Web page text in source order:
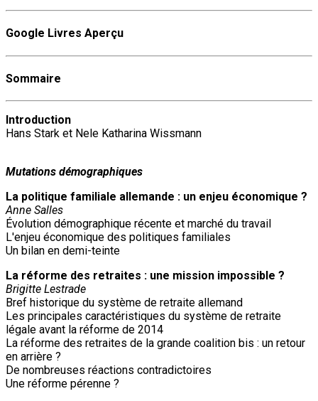
Google Livres Aperçu
Sommaire
Introduction
Hans Stark et Nele Katharina Wissmann
Mutations démographiques
La politique familiale allemande : un enjeu économique ?
Anne Salles
Évolution démographique récente et marché du travail
L'enjeu économique des politiques familiales
Un bilan en demi-teinte
La réforme des retraites : une mission impossible ?
Brigitte Lestrade
Bref historique du système de retraite allemand
Les principales caractéristiques du système de retraite
légale avant la réforme de 2014
La réforme des retraites de la grande coalition bis : un retour
en arrière ?
De nombreuses réactions contradictoires
Une réforme pérenne ?